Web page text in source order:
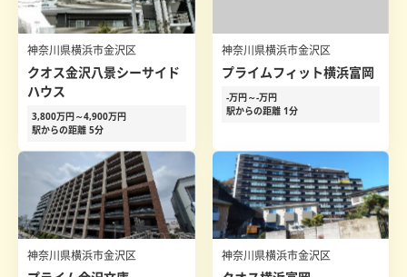
神奈川県横浜市金沢区
クオス金沢八景シーサイド
ハウス
3,800万円～4,900万円
駅からの距離 5分
神奈川県横浜市金沢区
プライムフィット横浜富岡
-万円～-万円
駅からの距離 1分
神奈川県横浜市金沢区 神奈川県横浜市金沢区